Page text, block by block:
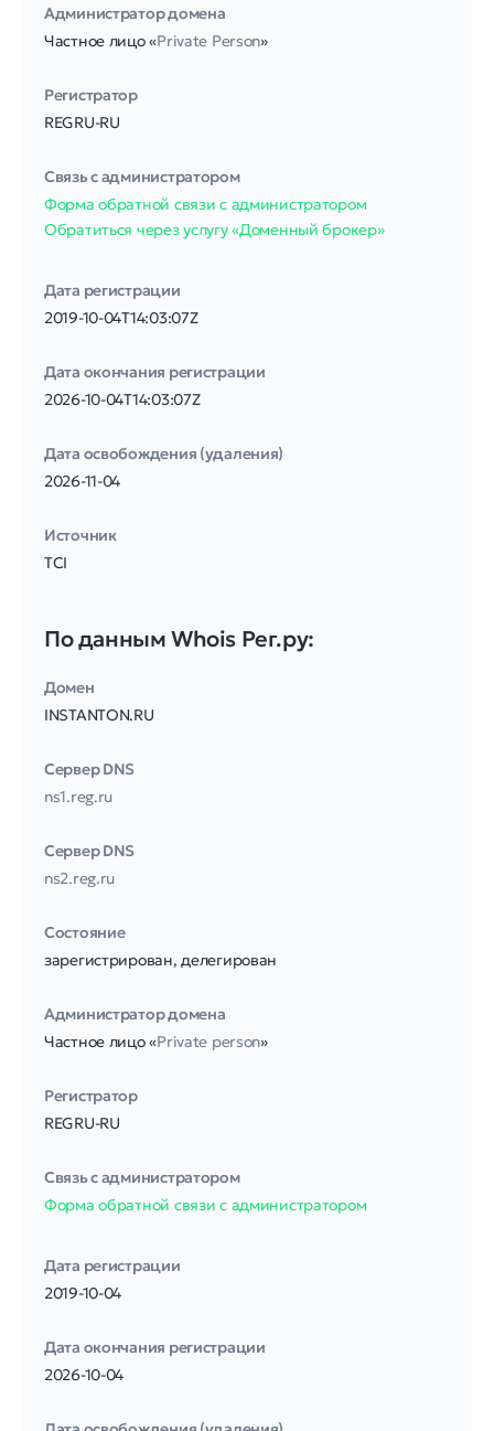
Администратор домена
Частное лицо «Private Person»
Регистратор
REGRU-RU
Связь с администратором
Форма обратной связи с администратором
Обратиться через услугу «Доменный брокер»
Дата регистрации
2019-10-04T14:03:07Z
Дата окончания регистрации
2026-10-04T14:03:07Z
Дата освобождения (удаления)
2026-11-04
Источник
TCI
По данным Whois Рег.ру:
Домен
INSTANTON.RU
Сервер DNS
ns1.reg.ru
Сервер DNS
ns2.reg.ru
Соcтояние
зарегистрирован, делегирован
Администратор домена
Частное лицо «Private person»
Регистратор
REGRU-RU
Связь с администратором
Форма обратной связи с администратором
Дата регистрации
2019-10-04
Дата окончания регистрации
2026-10-04